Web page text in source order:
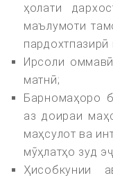
ҳолати
маълумоти
пардохтпазирӣ
Ирсоли
матнӣ;
Барномаҳоро
аз доираи
маҳсулот ва
мӯҳлатҳо зуд
Ҳисобкунии